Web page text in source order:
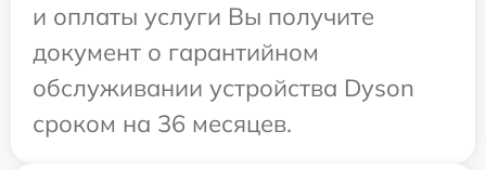
и оплаты услуги Вы получите
документ о гарантийном
обслуживании устройства Dyson
сроком на 36 месяцев.